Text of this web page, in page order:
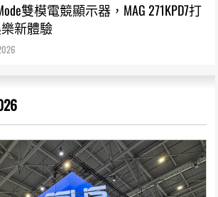
雙模電競顯示器，MAG 271KPD7打
新體驗